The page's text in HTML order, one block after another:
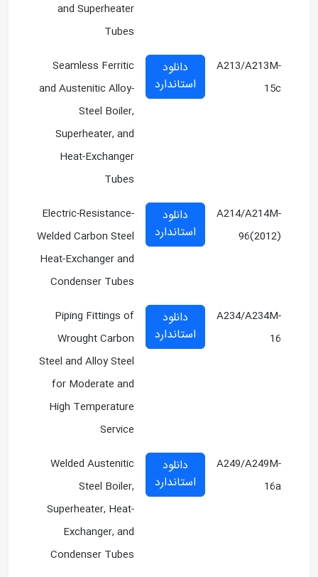
and Superheater
Tubes
A213/A213M-
15c
دانلود
استاندارد
Seamless Ferritic
and Austenitic Alloy-
Steel Boiler,
Superheater, and
Heat-Exchanger
Tubes
A214/A214M-
96(2012)
دانلود
استاندارد
Electric-Resistance-
Welded Carbon Steel
Heat-Exchanger and
Condenser Tubes
A234/A234M-
16
دانلود
استاندارد
Piping Fittings of
Wrought Carbon
Steel and Alloy Steel
for Moderate and
High Temperature
Service
A249/A249M-
16a
دانلود
استاندارد
Welded Austenitic
Steel Boiler,
Superheater, Heat-
Exchanger, and
Condenser Tubes